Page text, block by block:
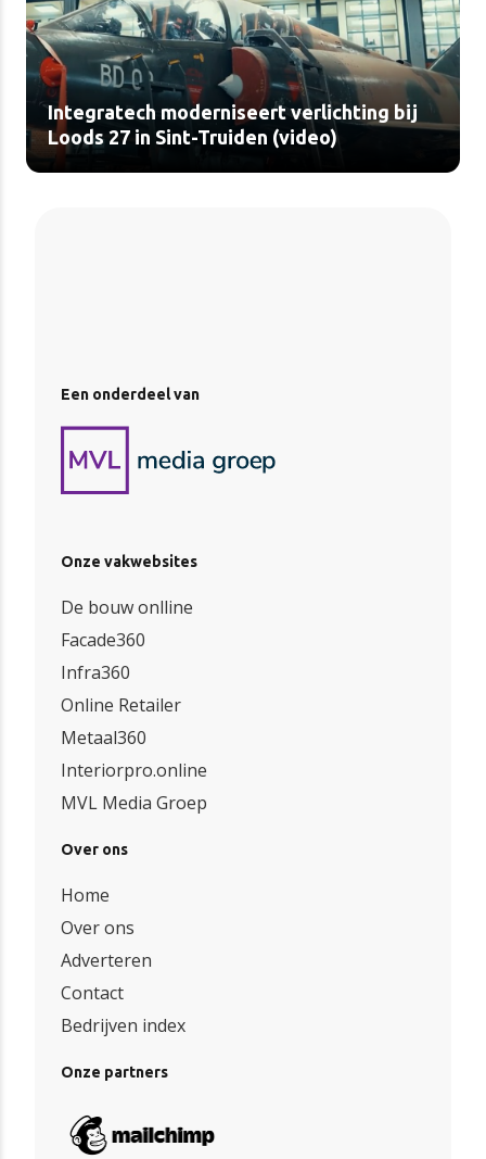
Integratech moderniseert verlichting bij
Loods 27 in Sint-Truiden (video)
Een onderdeel van
Onze vakwebsites
De bouw onlline
Facade360
Infra360
Online Retailer
Metaal360
Interiorpro.online
MVL Media Groep
Over ons
Home
Over ons
Adverteren
Contact
Bedrijven index
Onze partners